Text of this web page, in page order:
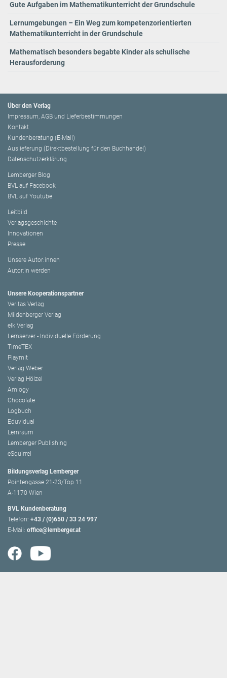
Gute Aufgaben im Mathematikunterricht der Grundschule
Lernumgebungen – Ein Weg zum kompetenzorientierten
Mathematikunterricht in der Grundschule
Mathematisch besonders begabte Kinder als schulische
Herausforderung
Über den Verlag
Impressum, AGB und Lieferbestimmungen
Kontakt
Kundenberatung (E-Mail)
Auslieferung (Direktbestellung für den Buchhandel)
Datenschutzerklärung
Lemberger Blog
BVL auf Facebook
BVL auf Youtube
Leitbild
Verlagsgeschichte
Innovationen
Presse
Unsere Autor:innen
Autor:in werden
Unsere Kooperationspartner
Veritas Verlag
Mildenberger Verlag
elk Verlag
Lernserver - Individuelle Förderung
TimeTEX
Playmit
Verlag Weber
Verlag Hölzel
Amlogy
Chocolate
Logbuch
Eduvidual
Lernraum
Lemberger Publishing
eSquirrel
Bildungsverlag Lemberger
Pointengasse 21-23/Top 11
A-1170 Wien
BVL Kundenberatung
Telefon: +43 / (0)650 / 33 24 997
E-Mail: office@lemberger.at